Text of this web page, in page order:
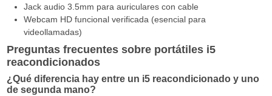
Jack audio 3.5mm para auriculares con cable
Webcam HD funcional verificada (esencial para
videollamadas)
Preguntas frecuentes sobre portátiles i5
reacondicionados
¿Qué diferencia hay entre un i5 reacondicionado y uno
de segunda mano?